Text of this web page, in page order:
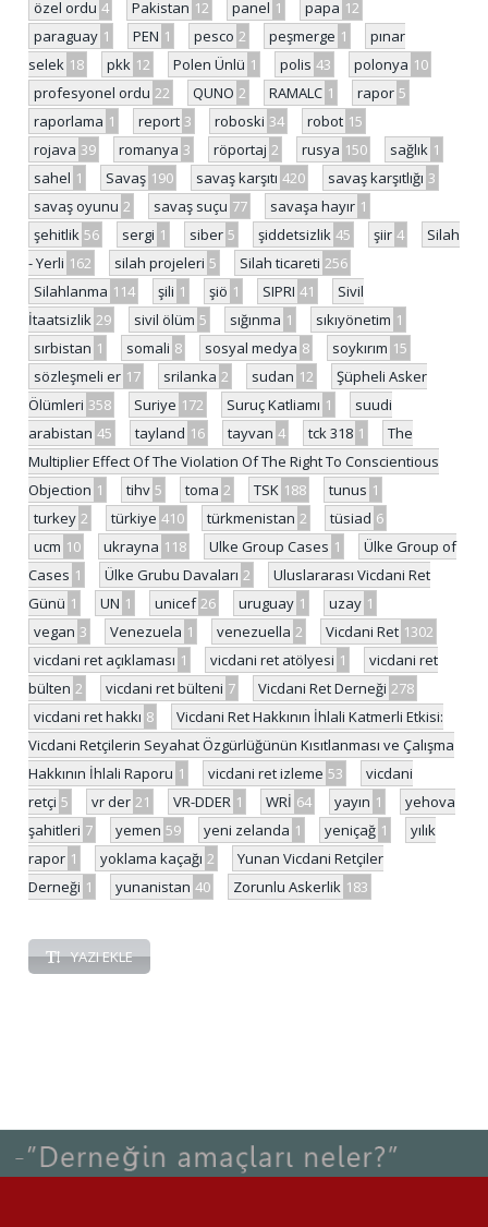
özel ordu 4 Pakistan 12 panel 1 papa 12
paraguay 1 PEN 1 pesco 2 peşmerge 1
pınar
selek 18 pkk 12 Polen Ünlü 1 polis 43 polonya 10
profesyonel ordu 22 QUNO 2 RAMALC 1 rapor 5
raporlama 1 report 3 roboski 34 robot 15
rojava 39 romanya 3 röportaj 2 rusya 150 sağlık 1
sahel 1 Savaş 190 savaş karşıtı 420 savaş karşıtlığı 3
savaş oyunu 2 savaş suçu 77 savaşa hayır 1
şehitlik 56 sergi 1 siber 5 şiddetsizlik 45 şiir 4
Silah
- Yerli 162 silah projeleri 5 Silah ticareti 256
Silahlanma 114 şili 1 şiö 1 SIPRI 41
Sivil
İtaatsizlik 29 sivil ölüm 5 sığınma 1 sıkıyönetim 1
sırbistan 1 somali 8 sosyal medya 8 soykırım 15
sözleşmeli er 17 srilanka 2 sudan 12
Şüpheli Asker
Ölümleri 358 Suriye 172 Suruç Katliamı 1
suudi
arabistan 45 tayland 16 tayvan 4 tck 318 1
The
Multiplier Effect Of The Violation Of The Right To Conscientious
Objection 1 tihv 5 toma 2 TSK 188 tunus 1
turkey 2 türkiye 410 türkmenistan 2 tüsiad 6
ucm 10 ukrayna 118 Ulke Group Cases 1
Ülke Group of
Cases 1 Ülke Grubu Davaları 2
Uluslararası Vicdani Ret
Günü 1 UN 1 unicef 26 uruguay 1 uzay 1
vegan 3 Venezuela 1 venezuella 2 Vicdani Ret 1302
vicdani ret açıklaması 1 vicdani ret atölyesi 1
vicdani ret
bülten 2 vicdani ret bülteni 7 Vicdani Ret Derneği 278
vicdani ret hakkı 8
Vicdani Ret Hakkının İhlali Katmerli Etkisi:
Vicdani Retçilerin Seyahat Özgürlüğünün Kısıtlanması ve Çalışma
Hakkının İhlali Raporu 1 vicdani ret izleme 53
vicdani
retçi 5 vr der 21 VR-DDER 1 WRİ 64 yayın 1
yehova
şahitleri 7 yemen 59 yeni zelanda 1 yeniçağ 1
yılık
rapor 1 yoklama kaçağı 2
Yunan Vicdani Retçiler
Derneği 1 yunanistan 40 Zorunlu Askerlik 183
YAZI EKLE